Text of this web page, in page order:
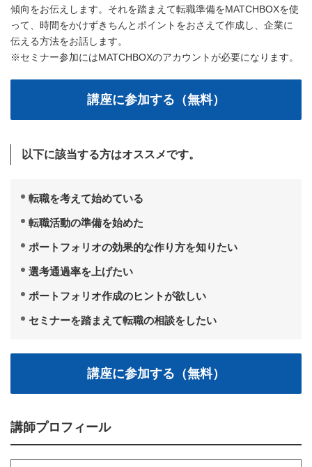
傾向をお伝えします。それを踏まえて転職準備をMATCHBOXを使
って、時間をかけずきちんとポイントをおさえて作成し、企業に
伝える方法をお話します。
※セミナー参加にはMATCHBOXのアカウントが必要になります。
以下に該当する方はオススメです。
転職を考えて始めている
転職活動の準備を始めた
ポートフォリオの効果的な作り方を知りたい
選考通過率を上げたい
ポートフォリオ作成のヒントが欲しい
セミナーを踏まえて転職の相談をしたい
講師プロフィール